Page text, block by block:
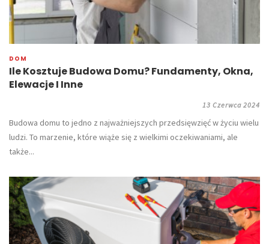
DOM
Ile Kosztuje Budowa Domu? Fundamenty, Okna,
Elewacje I Inne
13 Czerwca 2024
Budowa domu to jedno z najważniejszych przedsięwzięć w życiu wielu
ludzi. To marzenie, które wiąże się z wielkimi oczekiwaniami, ale
także...